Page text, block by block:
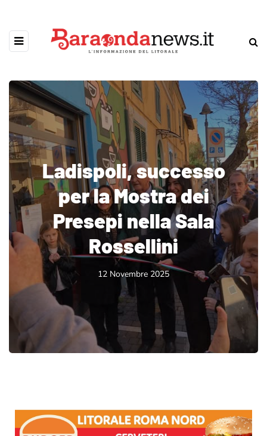
Ladispoli, successo
per la Mostra dei
Presepi nella Sala
Rossellini
12 Novembre 2025